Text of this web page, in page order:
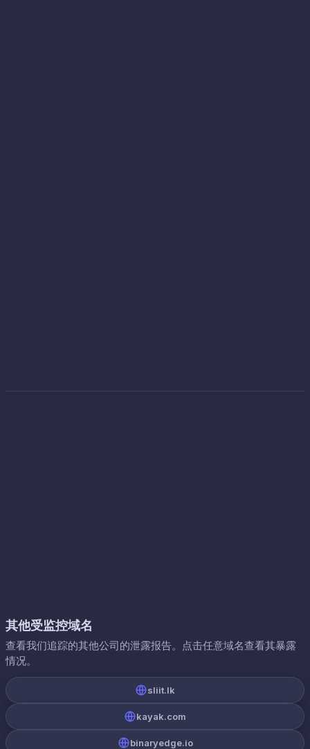
其他受监控域名
查看我们追踪的其他公司的泄露报告。点击任意域名查看其暴露
情况。
sliit.lk
kayak.com
binaryedge.io